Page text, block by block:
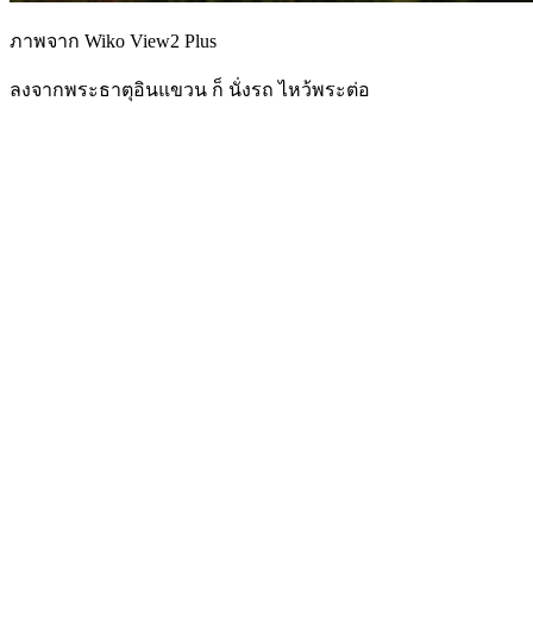
ภาพจาก Wiko View2 Plus
ลงจากพระธาตุอินแขวน ก็ นั่งรถ ไหว้พระต่อ